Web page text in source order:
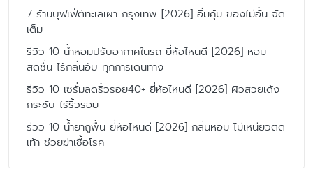
7 ร้านบุฟเฟ่ต์ทะเลเผา กรุงเทพ [2026] อิ่มคุ้ม ของไม่อั้น จัด
เต็ม
รีวิว 10 น้ำหอมปรับอากาศในรถ ยี่ห้อไหนดี [2026] หอม
สดชื่น ไร้กลิ่นอับ ทุกการเดินทาง
รีวิว 10 เซรั่มลดริ้วรอย40+ ยี่ห้อไหนดี [2026] ผิวสวยเด้ง
กระชับ ไร้ริ้วรอย
รีวิว 10 น้ำยาถูพื้น ยี่ห้อไหนดี [2026] กลิ่นหอม ไม่เหนียวติด
เท้า ช่วยฆ่าเชื้อโรค